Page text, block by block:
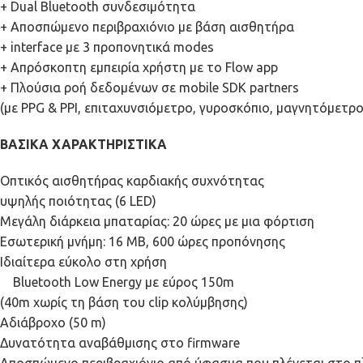
+ Dual Bluetooth συνδεσιμότητα
+ Αποσπώμενο περιβραχιόνιο με βάση αισθητήρα
+ interface με 3 προπονητικά modes
+ Απρόσκοπτη εμπειρία χρήστη με το Flow app
+ Πλούσια ροή δεδομένων σε mobile SDK partners
(με PPG & PPI, επιταχυνσιόμετρο, γυροσκόπιο, μαγνητόμετρο
ΒΑΣΙΚΑ ΧΑΡΑΚΤΗΡΙΣΤΙΚΑ
Οπτικός αισθητήρας καρδιακής συχνότητας
υψηλής ποιότητας (6 LED)
Μεγάλη διάρκεια μπαταρίας: 20 ώρες με μια φόρτιση
Εσωτερική μνήμη: 16 MB, 600 ώρες προπόνησης
Ιδιαίτερα εύκολο στη χρήση
Bluetooth Low Energy με εύρος 150m
(40m χωρίς τη βάση του clip κολύμβησης)
Αδιάβροχο (50 m)
Δυνατότητα αναβάθμισης στο firmware